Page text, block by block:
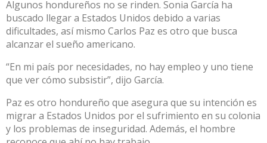
Algunos hondureños no se rinden. Sonia García ha
buscado llegar a Estados Unidos debido a varias
dificultades, así mismo Carlos Paz es otro que busca
alcanzar el sueño americano.
“En mi país por necesidades, no hay empleo y uno tiene
que ver cómo subsistir”, dijo García.
Paz es otro hondureño que asegura que su intención es
migrar a Estados Unidos por el sufrimiento en su colonia
y los problemas de inseguridad. Además, el hombre